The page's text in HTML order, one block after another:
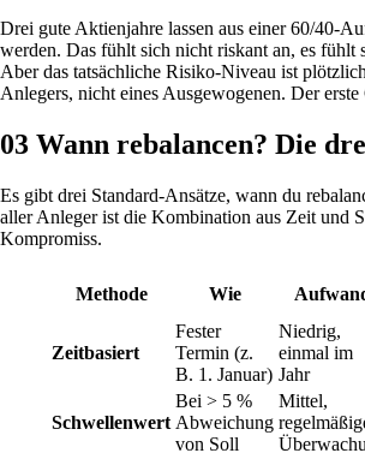
Drei gute Aktienjahre lassen aus einer 60/40-
werden. Das fühlt sich nicht riskant an, es fühlt
Aber das tatsächliche Risiko-Niveau ist
Anlegers, nicht eines Ausgewogenen. Der erste
03 Wann rebalancen? Die
Es gibt drei Standard-Ansätze, wann du
aller Anleger ist die Kombination aus Zeit und
Kompromiss.
Methode Wie
Zeitbasiert
Fester
Termin (z.
B. 1. Januar)
Niedrig,
einmal im
Jahr
Schwellenwert
Bei > 5 %
Abweichung
von Soll
Mittel,